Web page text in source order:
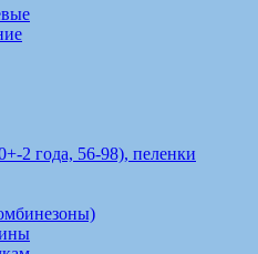
2 года, 56-98), пеленки